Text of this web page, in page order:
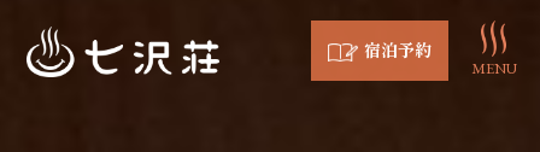
宿泊予約
MENU